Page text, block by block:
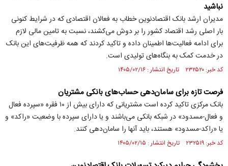
نباشید
مدیران ارشد بانک اقتصادنوین خطاب به فعالان اقتصادی که در شرایط کنونی
بار اصلی رشد اقتصاد کشور را بر دوش می‌کشند، نسبت به تامین مالی لازم
برای ادامه فعالیت‌ها اطمینان داده و تاکید کردند که همه ظرفیت‌های این بانک
در خدمت کمک به بنگاه‌های تولیدی است.
کد خبر: ۲۳۲۵۲۰ تاریخ انتشار : ۱۴۰۵/۰۲/۱۶
فرصت تازه برای سامان‌دهی حساب‌های بانکی مشتریان
بانک مرکزی تاکید کرده است مشتریانی که دارای بیش از ۱۰ فقره «سپرده فعال
و فعال-مسدود» در شبکه بانکی می‌باشند و یا دارای سپرده با وضعیت «راکد» و
یا «راکد-مسدود» هستند، باید آنها را سامان‌دهی کنند.
کد خبر: ۲۳۲۵۱۹ تاریخ انتشار : ۱۴۰۵/۰۲/۱۵